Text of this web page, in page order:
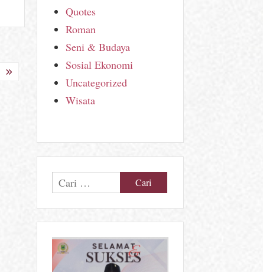
Quotes
Roman
Seni & Budaya
Sosial Ekonomi
Uncategorized
Wisata
Cari
untuk: